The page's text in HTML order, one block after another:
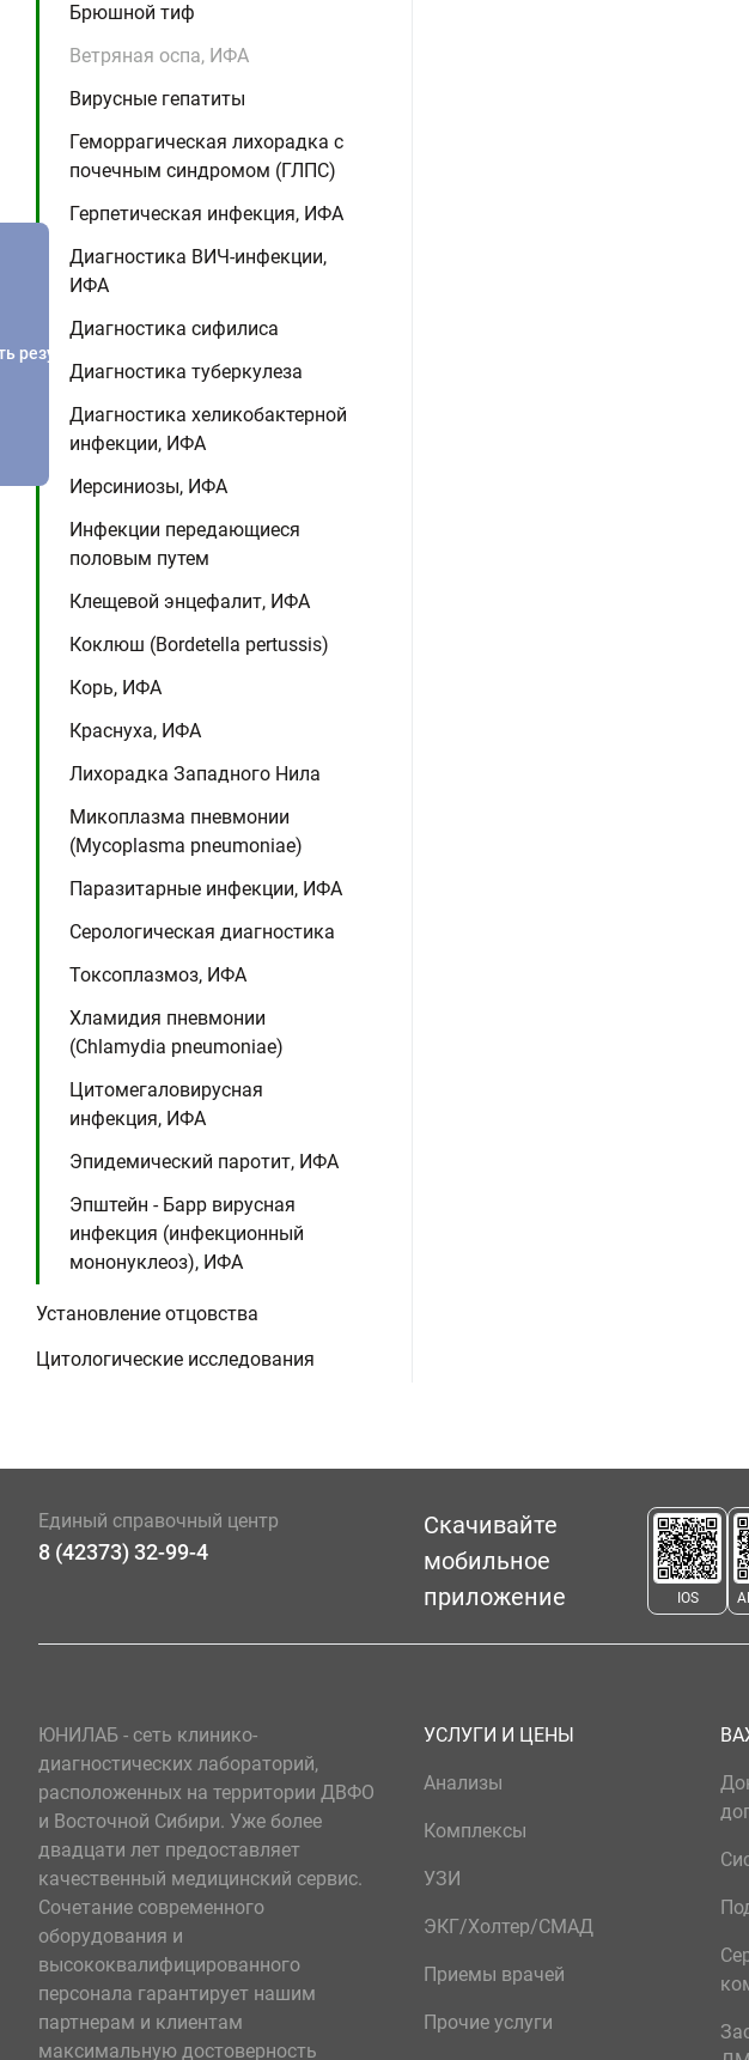
Брюшной тиф
Ветряная оспа, ИФА
Вирусные гепатиты
Геморрагическая лихорадка с
почечным синдромом (ГЛПС)
Герпетическая инфекция, ИФА
Диагностика ВИЧ-инфекции,
ИФА
Диагностика сифилиса
Диагностика туберкулеза
Диагностика хеликобактерной
инфекции, ИФА
Иерсиниозы, ИФА
Инфекции передающиеся
половым путем
Клещевой энцефалит, ИФА
Коклюш (Bordetella pertussis)
Корь, ИФА
Краснуха, ИФА
Лихорадка Западного Нила
Микоплазма пневмонии
(Mycoplasma pneumoniae)
Паразитарные инфекции, ИФА
Серологическая диагностика
Токсоплазмоз, ИФА
Хламидия пневмонии
(Chlamydia pneumoniae)
Цитомегаловирусная
инфекция, ИФА
Эпидемический паротит, ИФА
Эпштейн - Барр вирусная
инфекция (инфекционный
мононуклеоз), ИФА
Установление отцовства
Цитологические исследования
результатов
Единый справочный центр
8 (42373) 32-99-4
Скачивайте
мобильное
приложение
IOS
ЮНИЛАБ - сеть клинико-
диагностических лабораторий,
расположенных на территории ДВФО
и Восточной Сибири. Уже более
двадцати лет предоставляет
качественный медицинский сервис.
Сочетание современного
оборудования и
высококвалифицированного
персонала гарантирует нашим
партнерам и клиентам
максимальную достоверность
УСЛУГИ И ЦЕНЫ
Анализы
Комплексы
УЗИ
ЭКГ/Холтер/СМАД
Приемы врачей
Прочие услуги